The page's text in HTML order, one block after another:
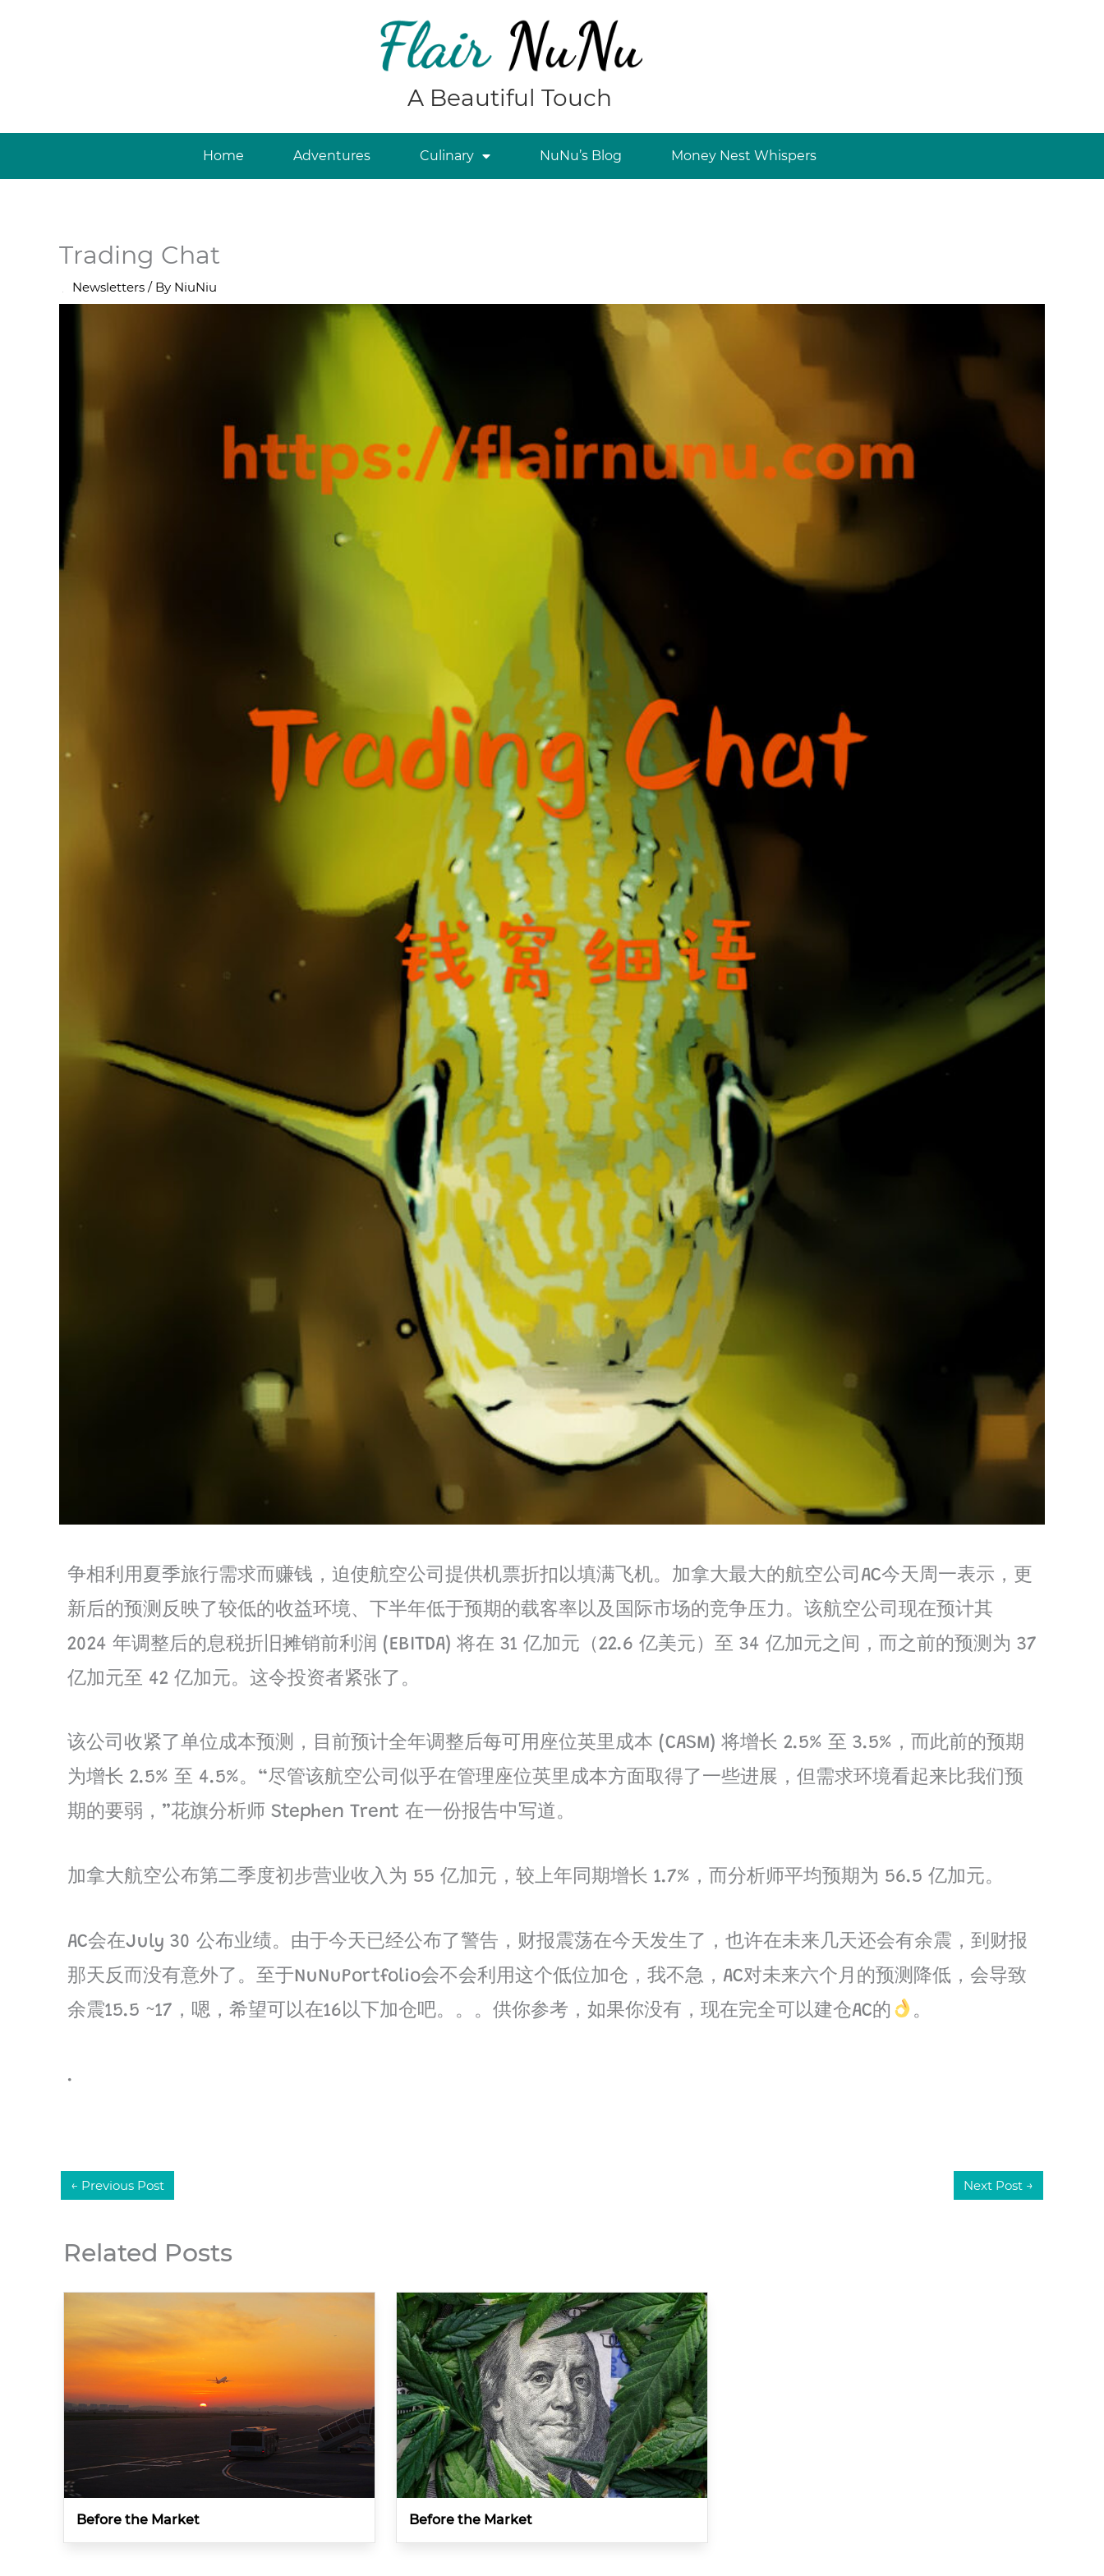
A Beautiful Touch
Home Adventures Culinary NuNu’s Blog Money Nest Whispers
Trading Chat
Newsletters / By NiuNiu
争相利用夏季旅行需求而赚钱，迫使航空公司提供机票折扣以填满飞机。加拿大最大的航空公司AC今天周一表示，更
新后的预测反映了较低的收益环境、下半年低于预期的载客率以及国际市场的竞争压力。该航空公司现在预计其
2024 年调整后的息税折旧摊销前利润 (EBITDA) 将在 31 亿加元（22.6 亿美元）至 34 亿加元之间，而之前的预测为 37
亿加元至 42 亿加元。这令投资者紧张了。
该公司收紧了单位成本预测，目前预计全年调整后每可用座位英里成本 (CASM) 将增长 2.5% 至 3.5%，而此前的预期
为增长 2.5% 至 4.5%。“尽管该航空公司似乎在管理座位英里成本方面取得了一些进展，但需求环境看起来比我们预
期的要弱，”花旗分析师 Stephen Trent 在一份报告中写道。
加拿大航空公布第二季度初步营业收入为 55 亿加元，较上年同期增长 1.7%，而分析师平均预期为 56.5 亿加元。
AC会在July 30 公布业绩。由于今天已经公布了警告，财报震荡在今天发生了，也许在未来几天还会有余震，到财报
那天反而没有意外了。至于NuNuPortfolio会不会利用这个低位加仓，我不急，AC对未来六个月的预测降低，会导致
余震15.5 ~17，嗯，希望可以在16以下加仓吧。。。供你参考，如果你没有，现在完全可以建仓AC的
。
.
← Previous Post Next Post →
Related Posts
Before the Market Before the Market